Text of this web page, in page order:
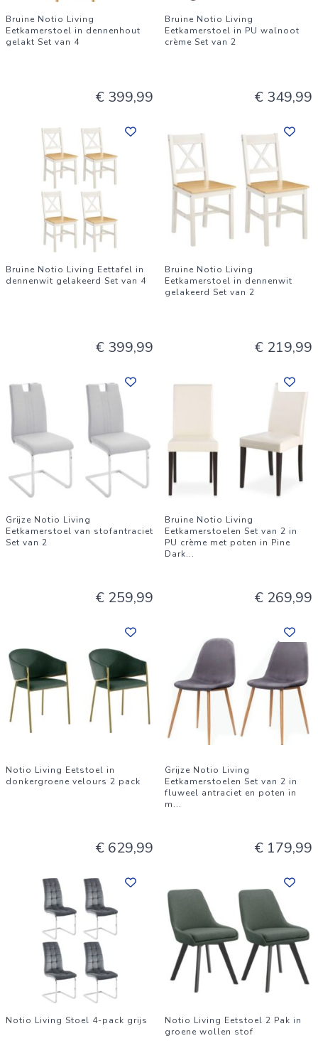
Bruine Notio Living
Eetkamerstoel in dennenhout
gelakt Set van 4
€ 399,99
Bruine Notio Living
Eetkamerstoel in PU walnoot
crème Set van 2
€ 349,99
Bruine Notio Living Eettafel in
dennenwit gelakeerd Set van 4
€ 399,99
Bruine Notio Living
Eetkamerstoel in dennenwit
gelakeerd Set van 2
€ 219,99
Grijze Notio Living
Eetkamerstoel van stofantraciet
Set van 2
€ 259,99
Bruine Notio Living
Eetkamerstoelen Set van 2 in
PU crème met poten in Pine
Dark...
€ 269,99
Notio Living Eetstoel in
donkergroene velours 2 pack
€ 629,99
Grijze Notio Living
Eetkamerstoelen Set van 2 in
fluweel antraciet en poten in
m...
€ 179,99
Notio Living Stoel 4-pack grijs
Notio Living Eetstoel 2 Pak in
groene wollen stof